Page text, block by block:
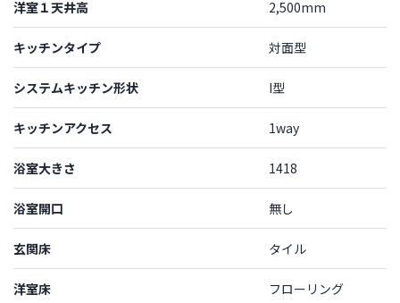
洋室１天井高 2,500mm
キッチンタイプ 対面型
システムキッチン形状 I型
キッチンアクセス 1way
浴室大きさ 1418
浴室開口 無し
玄関床 タイル
洋室床 フローリング